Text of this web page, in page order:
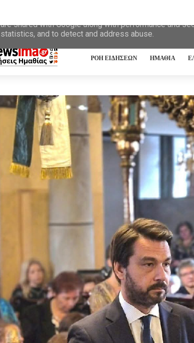
ΡΟΗ ΕΙΔΗΣΕΩΝ ΗΜΑΘΙΑ
are shared with Google along with performance and
statistics, and to detect and address abuse.